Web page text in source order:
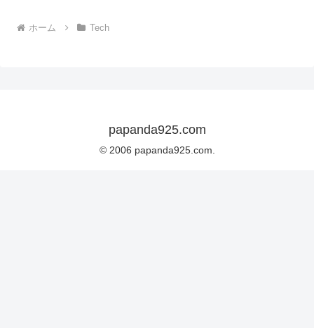
ホーム Tech
papanda925.com
© 2006 papanda925.com.